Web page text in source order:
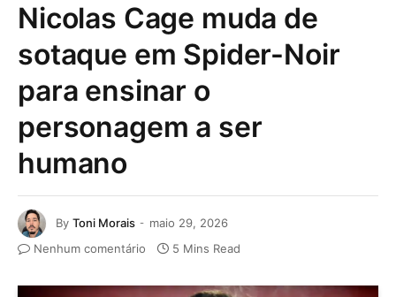
Nicolas Cage muda de
sotaque em Spider-Noir
para ensinar o
personagem a ser
humano
By Toni Morais
maio 29, 2026
Nenhum comentário
5 Mins Read